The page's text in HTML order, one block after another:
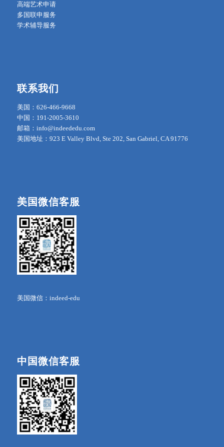
高端艺术申请
多国联申服务
学术辅导服务
联系我们
美国：626-466-9668
中国：191-2005-3610
邮箱：info@indeededu.com
美国地址：923 E Valley Blvd, Ste 202, San Gabriel, CA 91776
美国微信客服
美国微信：indeed-edu
中国微信客服